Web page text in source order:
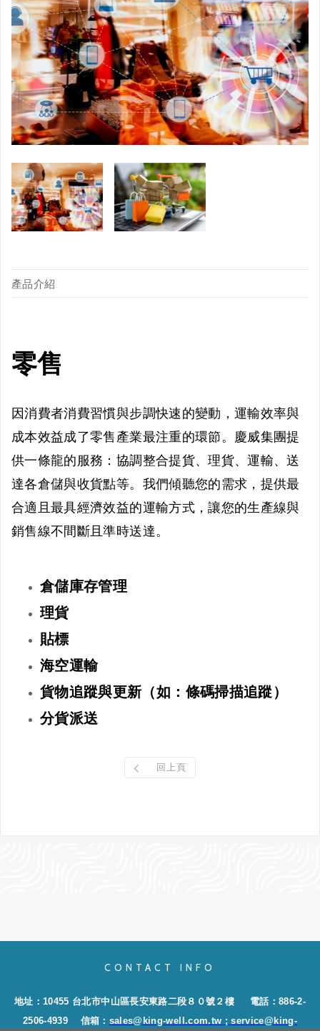
產品介紹
零售
因消費者消費習慣與步調快速的變動，運輸效率與
成本效益成了零售產業最注重的環節。慶威集團提
供一條龍的服務：協調整合提貨、理貨、運輸、送
達各倉儲與收貨點等。我們傾聽您的需求，提供最
合適且最具經濟效益的運輸方式，讓您的生產線與
銷售線不間斷且準時送達。
倉儲庫存管理
理貨
貼標
海空運輸
貨物追蹤與更新（如：條碼掃描追蹤）
分貨派送
回上頁
CONTACT INFO
地址：10455 台北市中山區長安東路二段８０號２樓
電話：886-2-
2506-4939 信箱： sales@king-well.com.tw ; service@king-